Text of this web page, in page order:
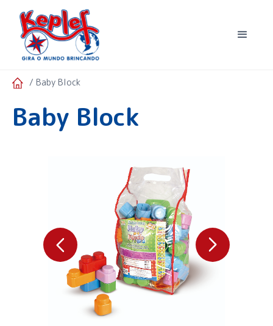
/ Baby Block
Baby Block